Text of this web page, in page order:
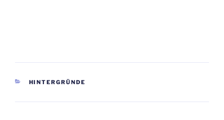
KATEGORIEN
HINTERGRÜNDE